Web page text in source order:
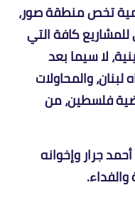
تخص منطقة صور،
كافة التي
لا سيما بعد
والمحاولات
فلسطين، من
جرار وإخوانه